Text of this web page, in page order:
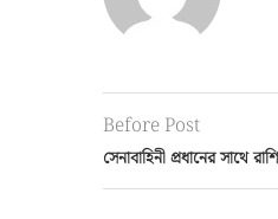
Before Post
সেনাবাহিনী প্রধানের সাথে